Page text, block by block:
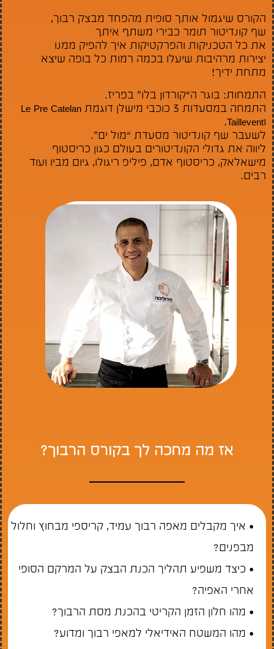
הקורס שיגמול אותך סופית מהפחד מבצק רבוך,
שף קונדיטור תומר כבירי משתף איתך
את כל הטכניקות והפרקטיקות איך להפיק ממנו
יצירות מרהיבות שיעלו בכמה רמות כל בופה שיצא
מתחת ידיך!
התמחות: בוגר ה“קורדון בלו” בפריז.
התמחה במסעדות 3 כוכבי מישלן דוגמת Le Pre Catelan
וTaillevent.
לשעבר שף קונדיטור מסעדת “מול ים”.
ליווה את גדולי הקונדיטורים בעולם כגון כריסטוף
מישאלאק, כריסטוף אדם, פיליפ ריגולו, גיום מביו ועוד
רבים.
אז מה מחכה לך בקורס הרבוך?
• איך מקבלים מאפה רבוך עמיד, קריספי מבחוץ וחלול
מבפנים?
• כיצד משפיע תהליך הכנת הבצק על המרקם הסופי
אחרי האפיה?
• מהו חלון הזמן הקריטי בהכנת מסת הרבוך?
• מהו המשטח האידיאלי למאפי רבוך ומדוע?